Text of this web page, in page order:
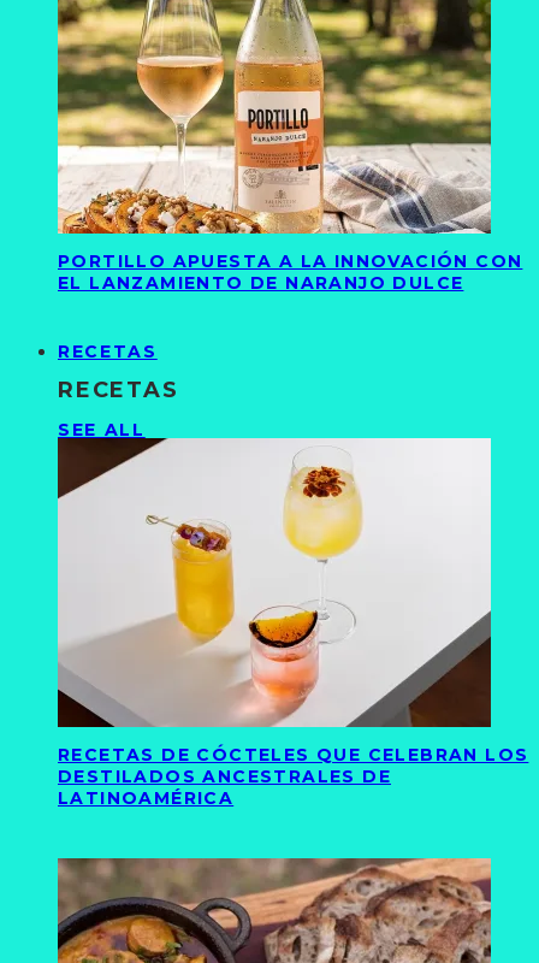
PORTILLO APUESTA A LA INNOVACIÓN CON
EL LANZAMIENTO DE NARANJO DULCE
RECETAS
RECETAS
SEE ALL
RECETAS DE CÓCTELES QUE CELEBRAN LOS
DESTILADOS ANCESTRALES DE
LATINOAMÉRICA